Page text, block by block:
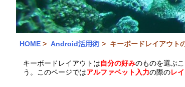
HOME
Android活用術 キーボードレイアウト
キーボードレイアウトは自分の好みのものを選ぶ
う。このページではアルファベット入力の際のレ